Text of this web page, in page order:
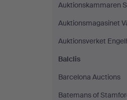
Auktionskammaren
Auktionsmagasinet
Auktionsverket
Balclis
Barcelona Auctions
Batemans of